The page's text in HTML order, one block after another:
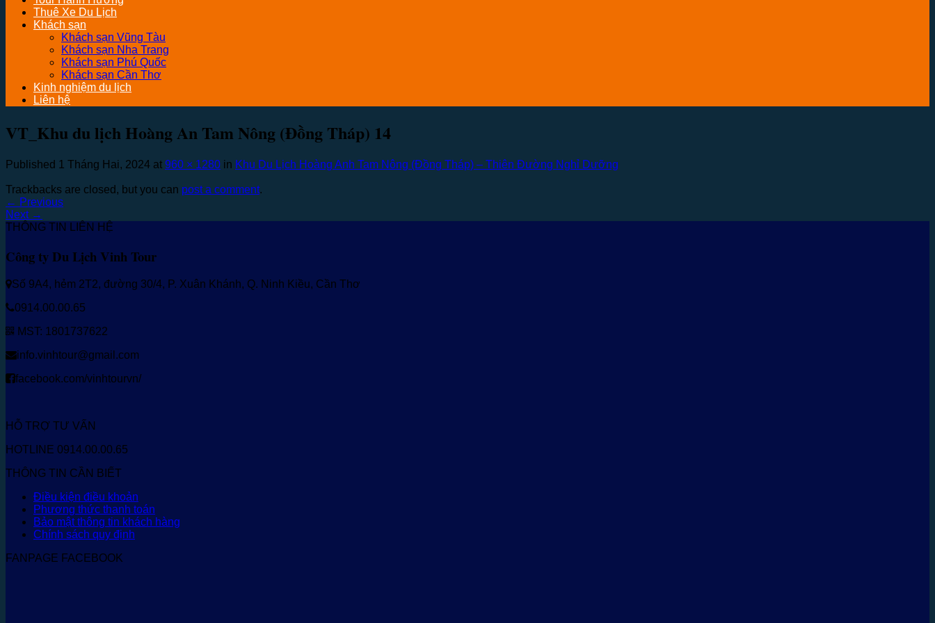
Thuê Xe Du Lịch
Khách sạn
Khách sạn Vũng Tàu
Khách sạn Nha Trang
Khách sạn Phú Quốc
Khách sạn Cần Thơ
Kinh nghiệm du lịch
Liên hệ
VT_Khu du lịch Hoàng An Tam Nông (Đồng Tháp) 14
Published 1 Tháng Hai, 2024 at 960 × 1280 in Khu Du Lịch Hoàng Anh Tam Nông (Đồng Tháp) – Thiên Đường Nghỉ Dưỡng
Trackbacks are closed, but you can post a comment.
← Previous
Next →
THÔNG TIN LIÊN HỆ
Công ty Du Lịch Vinh Tour
Số 9A4, hẻm 2T2, đường 30/4, P. Xuân Khánh, Q. Ninh Kiều, Cần Thơ
0914.00.00.65
MST: 1801737622
info.vinhtour@gmail.com
facebook.com/vinhtourvn/
HỖ TRỢ TƯ VẤN
HOTLINE 0914.00.00.65
THÔNG TIN CẦN BIẾT
Điều kiện điều khoản
Phương thức thanh toán
Bảo mật thông tin khách hàng
Chính sách quy định
FANPAGE FACEBOOK